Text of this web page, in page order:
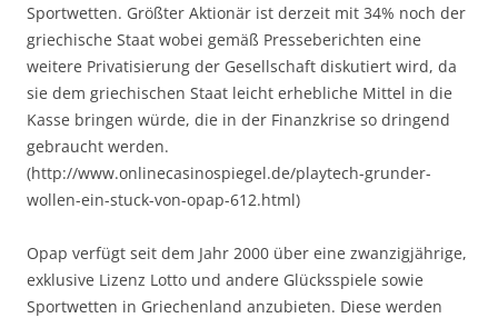
Sportwetten. Größter Aktionär ist derzeit mit 34% noch der
griechische Staat wobei gemäß Presseberichten eine
weitere Privatisierung der Gesellschaft diskutiert wird, da
sie dem griechischen Staat leicht erhebliche Mittel in die
Kasse bringen würde, die in der Finanzkrise so dringend
gebraucht werden.
(http://www.onlinecasinospiegel.de/playtech-grunder-
wollen-ein-stuck-von-opap-612.html)
Opap verfügt seit dem Jahr 2000 über eine zwanzigjährige,
exklusive Lizenz Lotto und andere Glücksspiele sowie
Sportwetten in Griechenland anzubieten. Diese werden